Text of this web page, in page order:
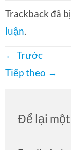
Trackback đã
luận.
← Trước
Tiếp theo →
Để lại